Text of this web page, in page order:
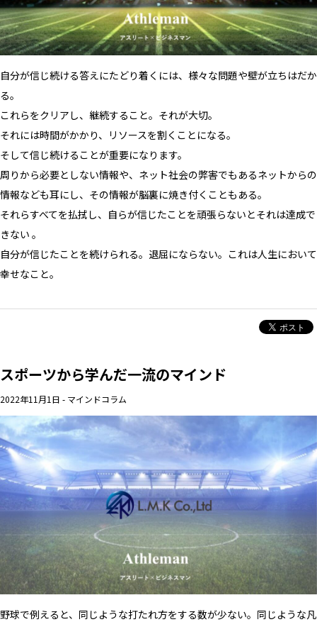
自分が信じ続ける答えにたどり着くには、様々な問題や壁が立ちはだか
る。
これらをクリアし、継続すること。それが大切。
それには時間がかかり、リソースを割くことになる。
そして信じ続けることが重要になります。
周りから必要としない情報や、ネット社会の弊害でもあるネットからの
情報なども耳にし、その情報が脳裏に焼き付くこともある。
それらすべてを払拭し、自らが信じたことを頑張らないとそれは達成で
きない 。
自分が信じたことを続けられる。退屈にならない。これは人生において
幸せなこと。
スポーツから学んだ一流のマインド
2022年11月1日 - マインドコラム
野球で例えると、同じような打たれ方をする数が少ない。同じような凡